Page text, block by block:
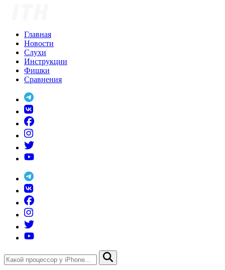
Главная
Новости
Слухи
Инструкции
Фишки
Сравнения